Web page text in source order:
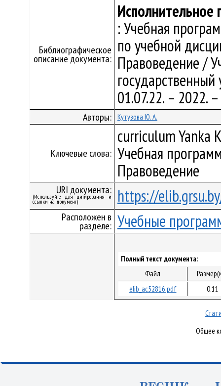
Библиографическое
описание документа:
Исполнительное
: Учебная
по учебной
Правоведение /
01.07.22. –
Авторы: Кутузова Ю. А.
Ключевые слова:
curriculum Yanka
Учебная
Правоведение
URI документа:
(Используйте для цитирования и
ссылки на документ) https://
Расположен в
разделе: Учебные
Полный текст документа:
Файл
elib_ac52816.pdf
0.11
Общее